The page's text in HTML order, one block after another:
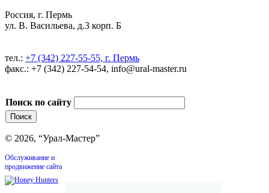
Россия, г. Пермь
ул. В. Васильева, д.3 корп. Б
тел.: +7 (342) 227-55-55, г. Пермь
факс.: +7 (342) 227-54-54, info@ural-master.ru
Поиск по сайту
© 2026, “Урал-Мастер”
Обслуживание и
продвижение сайта